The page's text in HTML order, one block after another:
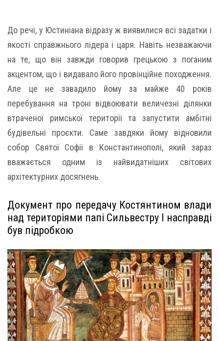
До речі, у Юстиніана відразу ж виявилися всі задатки і
якості справжнього лідера і царя. Навіть незважаючи
на те, що він завжди говорив грецькою з поганим
акцентом, що і видавало його провінційне походження.
Але це не завадило йому за майже 40 років
перебування на троні відвоювати величезні ділянки
втраченої римської території та запустити амбітні
будівельні проєкти. Саме завдяки йому відновили
собор Святої Софії в Константинополі, який зараз
вважається одним із найвидатніших світових
архітектурних досягнень.
Документ про передачу Костянтином влади
над територіями папі Сильвестру I насправді
був підробкою